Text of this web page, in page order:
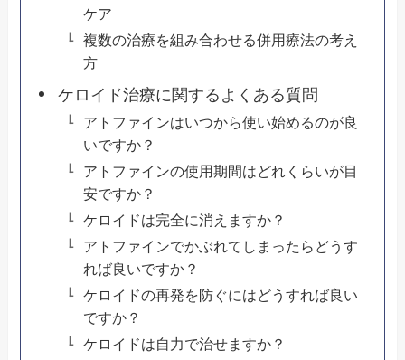
ケア
複数の治療を組み合わせる併用療法の考え
方
ケロイド治療に関するよくある質問
アトファインはいつから使い始めるのが良
いですか？
アトファインの使用期間はどれくらいが目
安ですか？
ケロイドは完全に消えますか？
アトファインでかぶれてしまったらどうす
れば良いですか？
ケロイドの再発を防ぐにはどうすれば良い
ですか？
ケロイドは自力で治せますか？